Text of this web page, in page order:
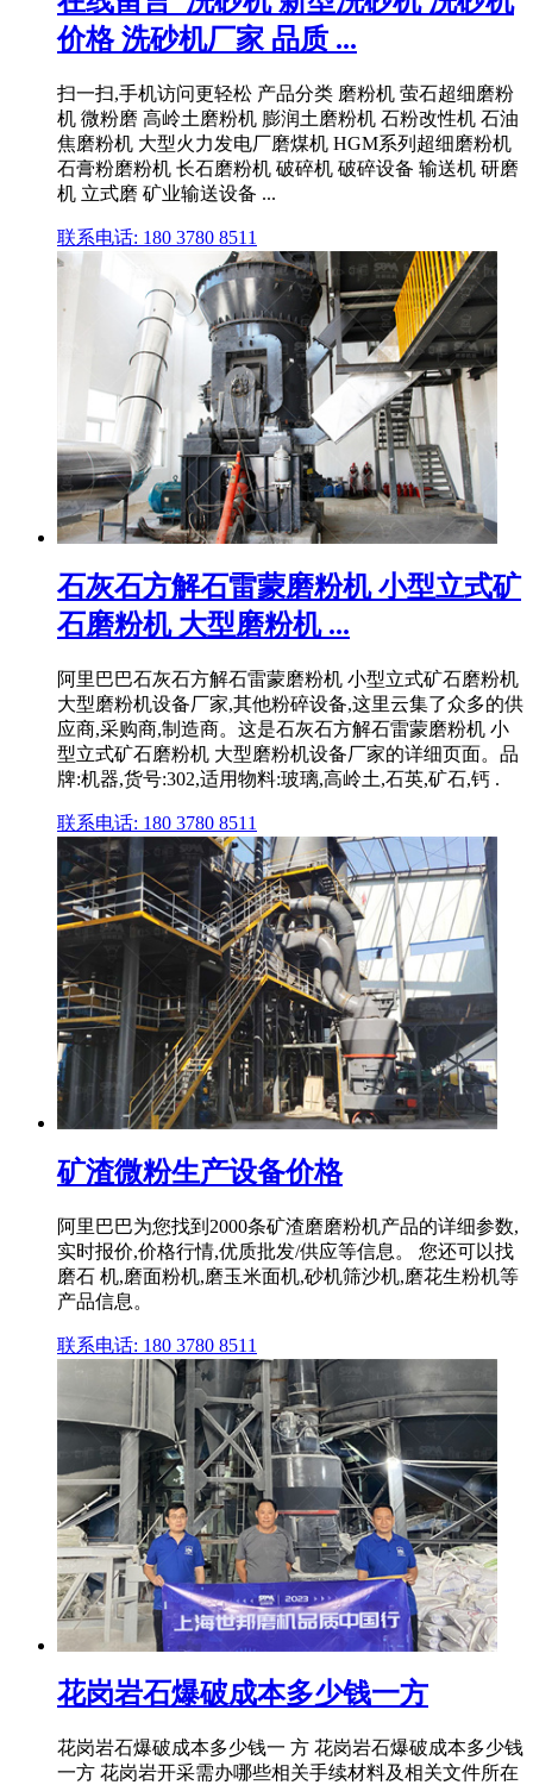
价格 洗砂机厂家 品质 ...
扫一扫,手机访问更轻松 产品分类 磨粉机 萤石超细磨粉
机 微粉磨 高岭土磨粉机 膨润土磨粉机 石粉改性机 石油
焦磨粉机 大型火力发电厂磨煤机 HGM系列超细磨粉机
石膏粉磨粉机 长石磨粉机 破碎机 破碎设备 输送机 研磨
机 立式磨 矿业输送设备 ...
联系电话: 180 3780 8511
石灰石方解石雷蒙磨粉机 小型立式矿
石磨粉机 大型磨粉机 ...
阿里巴巴石灰石方解石雷蒙磨粉机 小型立式矿石磨粉机
大型磨粉机设备厂家,其他粉碎设备,这里云集了众多的供
应商,采购商,制造商。这是石灰石方解石雷蒙磨粉机 小
型立式矿石磨粉机 大型磨粉机设备厂家的详细页面。品
牌:机器,货号:302,适用物料:玻璃,高岭土,石英,矿石,钙 .
联系电话: 180 3780 8511
矿渣微粉生产设备价格
阿里巴巴为您找到2000条矿渣磨磨粉机产品的详细参数,
实时报价,价格行情,优质批发/供应等信息。 您还可以找
磨石 机,磨面粉机,磨玉米面机,砂机筛沙机,磨花生粉机等
产品信息。
联系电话: 180 3780 8511
花岗岩石爆破成本多少钱一方
花岗岩石爆破成本多少钱一 方 花岗岩石爆破成本多少钱
一方 花岗岩开采需办哪些相关手续材料及相关文件所在